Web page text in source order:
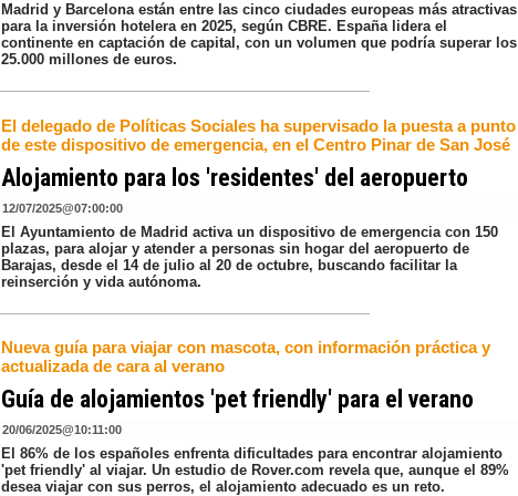
Madrid y Barcelona están entre las cinco ciudades europeas más atractivas
para la inversión hotelera en 2025, según CBRE. España lidera el
continente en captación de capital, con un volumen que podría superar los
25.000 millones de euros.
El delegado de Políticas Sociales ha supervisado la puesta a punto
de este dispositivo de emergencia, en el Centro Pinar de San José
Alojamiento para los 'residentes' del aeropuerto
12/07/2025@07:00:00
El Ayuntamiento de Madrid activa un dispositivo de emergencia con 150
plazas, para alojar y atender a personas sin hogar del aeropuerto de
Barajas, desde el 14 de julio al 20 de octubre, buscando facilitar la
reinserción y vida autónoma.
Nueva guía para viajar con mascota, con información práctica y
actualizada de cara al verano
Guía de alojamientos 'pet friendly' para el verano
20/06/2025@10:11:00
El 86% de los españoles enfrenta dificultades para encontrar alojamiento
'pet friendly' al viajar. Un estudio de Rover.com revela que, aunque el 89%
desea viajar con sus perros, el alojamiento adecuado es un reto.